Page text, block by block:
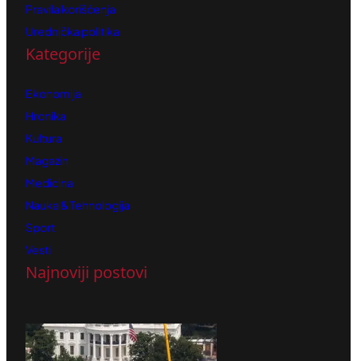
Pravila korišćenja
Urednička politika
Kategorije
Ekonomija
Hronika
Kultura
Magazin
Medicina
Nauka & Tehnologija
Sport
Vesti
Najnoviji postovi